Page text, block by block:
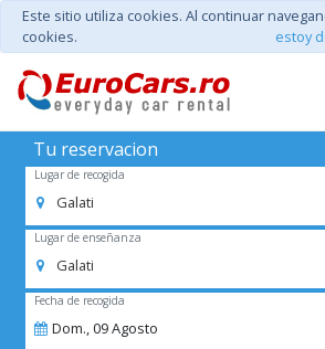
Este sitio utiliza cookies. Al continuar
cookies.
estoy
Tu reservacion
Lugar de recogida
Galati
Lugar de enseñanza
Galati
Fecha de recogida
Dom.,09Agosto